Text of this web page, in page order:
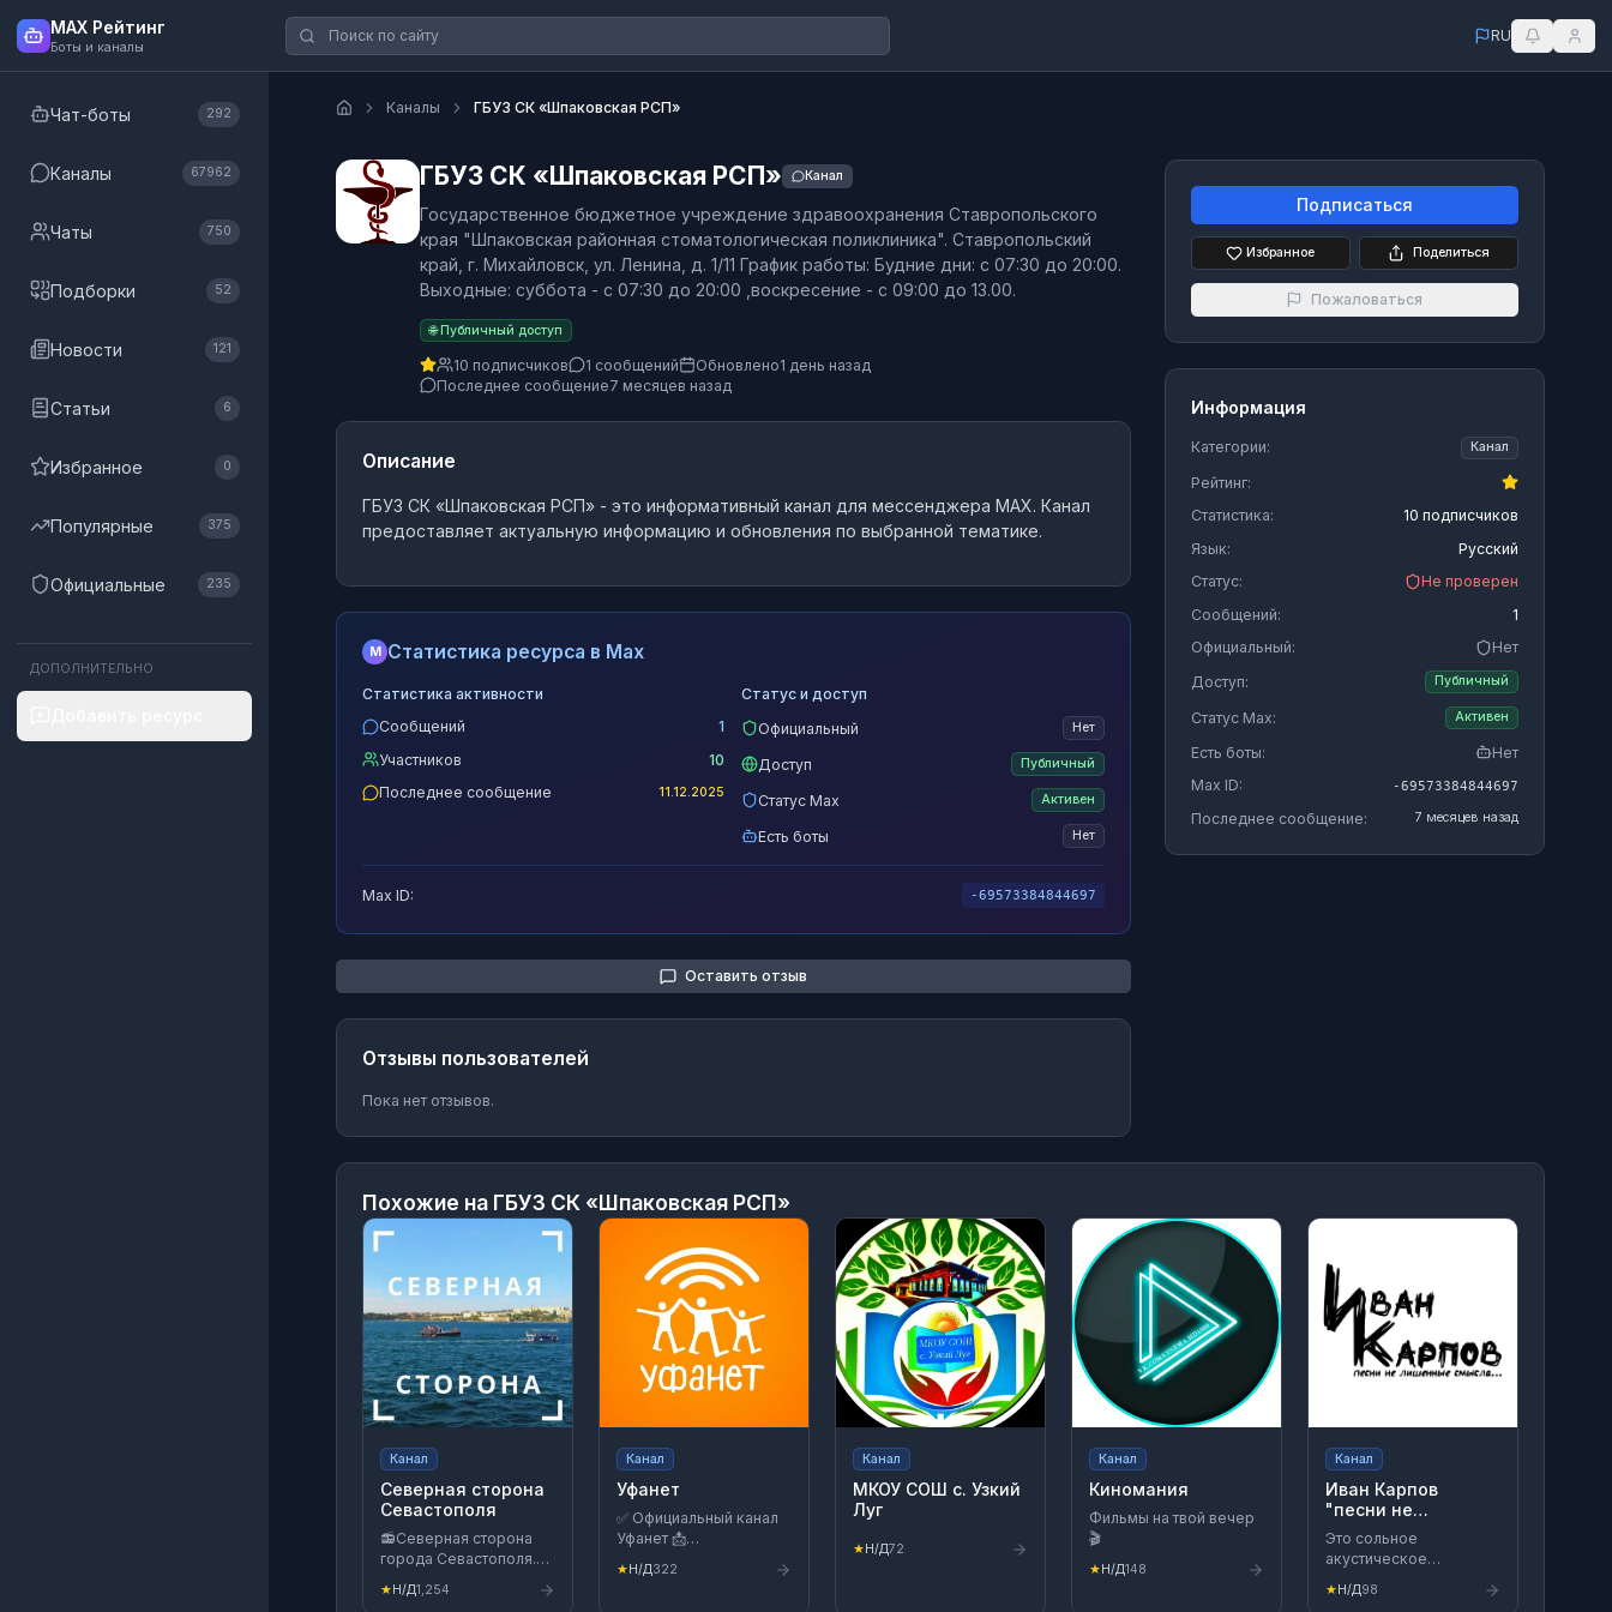
MAX Рейтинг
Боты и каналы
Чат-боты 292
Каналы 67962
Чаты 750
Подборки 52
Новости 121
Статьи 6
Избранное 0
Популярные 375
Официальные 235
ДОПОЛНИТЕЛЬНО
RU
Каналы ГБУЗ СК «Шпаковская РСП»
ГБУЗ СК «Шпаковская РСП» Канал
Государственное бюджетное учреждение здравоохранения Ставропольского
края "Шпаковская районная стоматологическая поликлиника". Ставропольский
край, г. Михайловск, ул. Ленина, д. 1/11 График работы: Будние дни: с 07:30 до 20:00.
Выходные: суббота - с 07:30 до 20:00 ,воскресение - с 09:00 до 13.00.
🌐 Публичный доступ
10 подписчиков 1 сообщений Обновлено1 день назад
Последнее сообщение7 месяцев назад
Описание
ГБУЗ СК «Шпаковская РСП» - это информативный канал для мессенджера MAX. Канал
предоставляет актуальную информацию и обновления по выбранной тематике.
M Статистика ресурса в Max
Статистика активности
Сообщений
1
Участников
10
Последнее сообщение
11.12.2025
Статус и доступ
Официальный
Нет
Доступ Публичный
Статус Max Активен
Есть боты Нет
Max ID: -69573384844697
Оставить отзыв
Отзывы пользователей
Пока нет отзывов.
Подписаться
Избранное Поделиться
Пожаловаться
Информация
Категории: Канал
Рейтинг:
Статистика:
10 подписчиков
Язык:
Русский
Статус:
Не проверен
Сообщений:
1
Официальный:
Нет
Доступ:
Публичный
Статус Max: Активен
Есть боты:
Нет
Max ID:
-69573384844697
Последнее сообщение: 7 месяцев назад
Похожие на ГБУЗ СК «Шпаковская РСП»
Канал
Северная сторона
Севастополя
📻Северная сторона
города Севастополя.
Новости северной
стороны, города и
★Н/Д1,254
Канал
Уфанет
✅ Официальный канал
Уфанет 📩
Техподдержка 24/7: –
в приложении «Уфанет»
★Н/Д322
Канал
МКОУ СОШ с. Узкий
Луг
★Н/Д72
Канал
Киномания
Фильмы на твой вечер
🎬
★Н/Д148
Канал
Иван Карпов
"песни не
лишенные смысла"
Это сольное
акустическое
творчество: песни,
которые заставляют
★Н/Д98